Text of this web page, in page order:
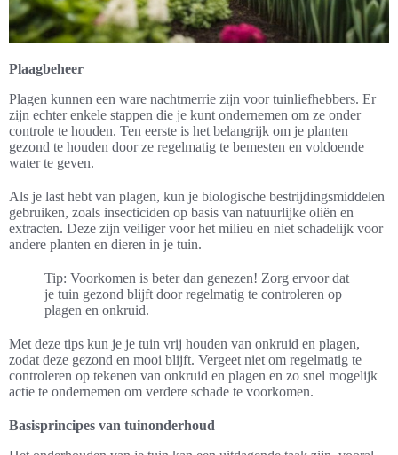
Plaagbeheer
Plagen kunnen een ware nachtmerrie zijn voor tuinliefhebbers. Er
zijn echter enkele stappen die je kunt ondernemen om ze onder
controle te houden. Ten eerste is het belangrijk om je planten
gezond te houden door ze regelmatig te bemesten en voldoende
water te geven.
Als je last hebt van plagen, kun je biologische bestrijdingsmiddelen
gebruiken, zoals insecticiden op basis van natuurlijke oliën en
extracten. Deze zijn veiliger voor het milieu en niet schadelijk voor
andere planten en dieren in je tuin.
Tip: Voorkomen is beter dan genezen! Zorg ervoor dat
je tuin gezond blijft door regelmatig te controleren op
plagen en onkruid.
Met deze tips kun je je tuin vrij houden van onkruid en plagen,
zodat deze gezond en mooi blijft. Vergeet niet om regelmatig te
controleren op tekenen van onkruid en plagen en zo snel mogelijk
actie te ondernemen om verdere schade te voorkomen.
Basisprincipes van tuinonderhoud